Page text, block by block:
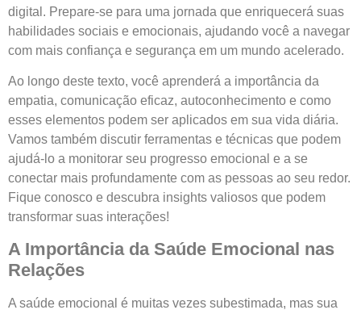
digital. Prepare-se para uma jornada que enriquecerá suas
habilidades sociais e emocionais, ajudando você a navegar
com mais confiança e segurança em um mundo acelerado.
Ao longo deste texto, você aprenderá a importância da
empatia, comunicação eficaz, autoconhecimento e como
esses elementos podem ser aplicados em sua vida diária.
Vamos também discutir ferramentas e técnicas que podem
ajudá-lo a monitorar seu progresso emocional e a se
conectar mais profundamente com as pessoas ao seu redor.
Fique conosco e descubra insights valiosos que podem
transformar suas interações!
A Importância da Saúde Emocional nas
Relações
A saúde emocional é muitas vezes subestimada, mas sua